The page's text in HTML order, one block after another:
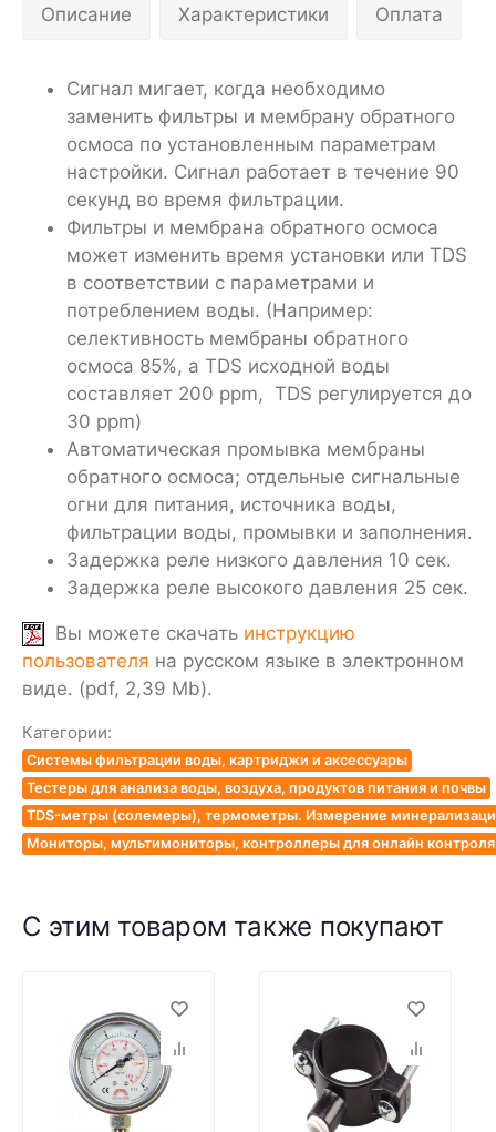
Описание Характеристики Оплата
Сигнал мигает, когда необходимо
заменить фильтры и мембрану обратного
осмоса по установленным параметрам
настройки. Сигнал работает в течение 90
секунд во время фильтрации.
Фильтры и мембрана обратного осмоса
может изменить время установки или TDS
в соответствии с параметрами и
потреблением воды. (Например:
селективность мембраны обратного
осмоса 85%, а TDS исходной воды
составляет 200 ppm, TDS регулируется до
30 ppm)
Автоматическая промывка мембраны
обратного осмоса; отдельные сигнальные
огни для питания, источника воды,
фильтрации воды, промывки и заполнения.
Задержка реле низкого давления 10 сек.
Задержка реле высокого давления 25 сек.
Вы можете скачать инструкцию
пользователя на русском языке в электронном
виде. (pdf, 2,39 Mb).
Категории:
Системы фильтрации воды, картриджи и аксессуары
Тестеры для анализа воды, воздуха, продуктов питания и почвы
TDS-метры (солемеры), термометры. Измерение
Мониторы, мультимониторы, контроллеры для онлайн контроля
С этим товаром также покупают